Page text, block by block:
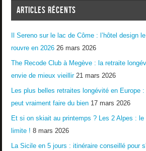
ARTICLES RÉCENTS
Il Sereno sur le lac de Côme : l’hôtel design
rouvre en 2026 26 mars 2026
The Recode Club à Megève : la retraite
envie de mieux vieillir 21 mars 2026
Les plus belles retraites longévité en Europe
peut vraiment faire du bien 17 mars 2026
Et si on skiait au printemps ? Les 2 Alpes :
limite ! 8 mars 2026
La Sicile en 5 jours : itinéraire conseillé pour